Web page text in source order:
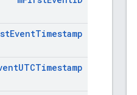
EventTimestamp
UTCTimestamp